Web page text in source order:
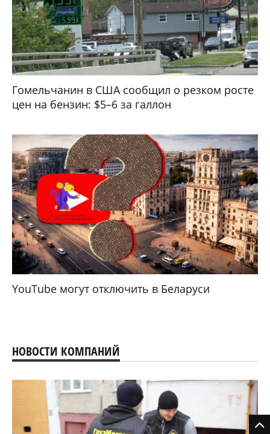
Гомельчанин в США сообщил о резком росте
цен на бензин: $5–6 за галлон
YouTube могут отключить в Беларуси
НОВОСТИ КОМПАНИЙ